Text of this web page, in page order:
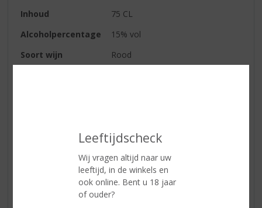
Leeftijdscheck
Wij vragen altijd naar uw
leeftijd, in de winkels en
ook online. Bent u 18 jaar
of ouder?
Inhoud
75 CL
Alcoholpercentage
15% vol
Soort wijn
Rood
een volle, maar zijdezachte wijn
lang en kruidig
lekker bij vele rijke
(pasta)gerechten, stoofschotels,